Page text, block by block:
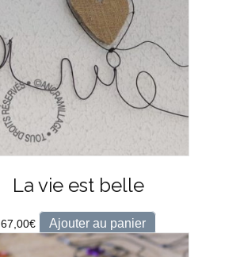
La vie est belle
67,00€ Ajouter au panier